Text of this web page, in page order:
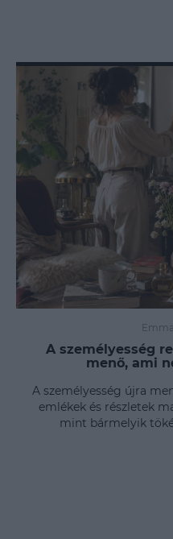
Emma
A személyesség
menő, ami
A személyesség újra
emlékek és részletek
mint bármelyik